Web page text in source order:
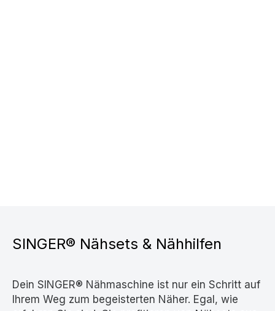
SINGER® Nähsets & Nähhilfen
Dein SINGER® Nähmaschine ist nur ein Schritt auf
Ihrem Weg zum begeisterten Näher. Egal, wie